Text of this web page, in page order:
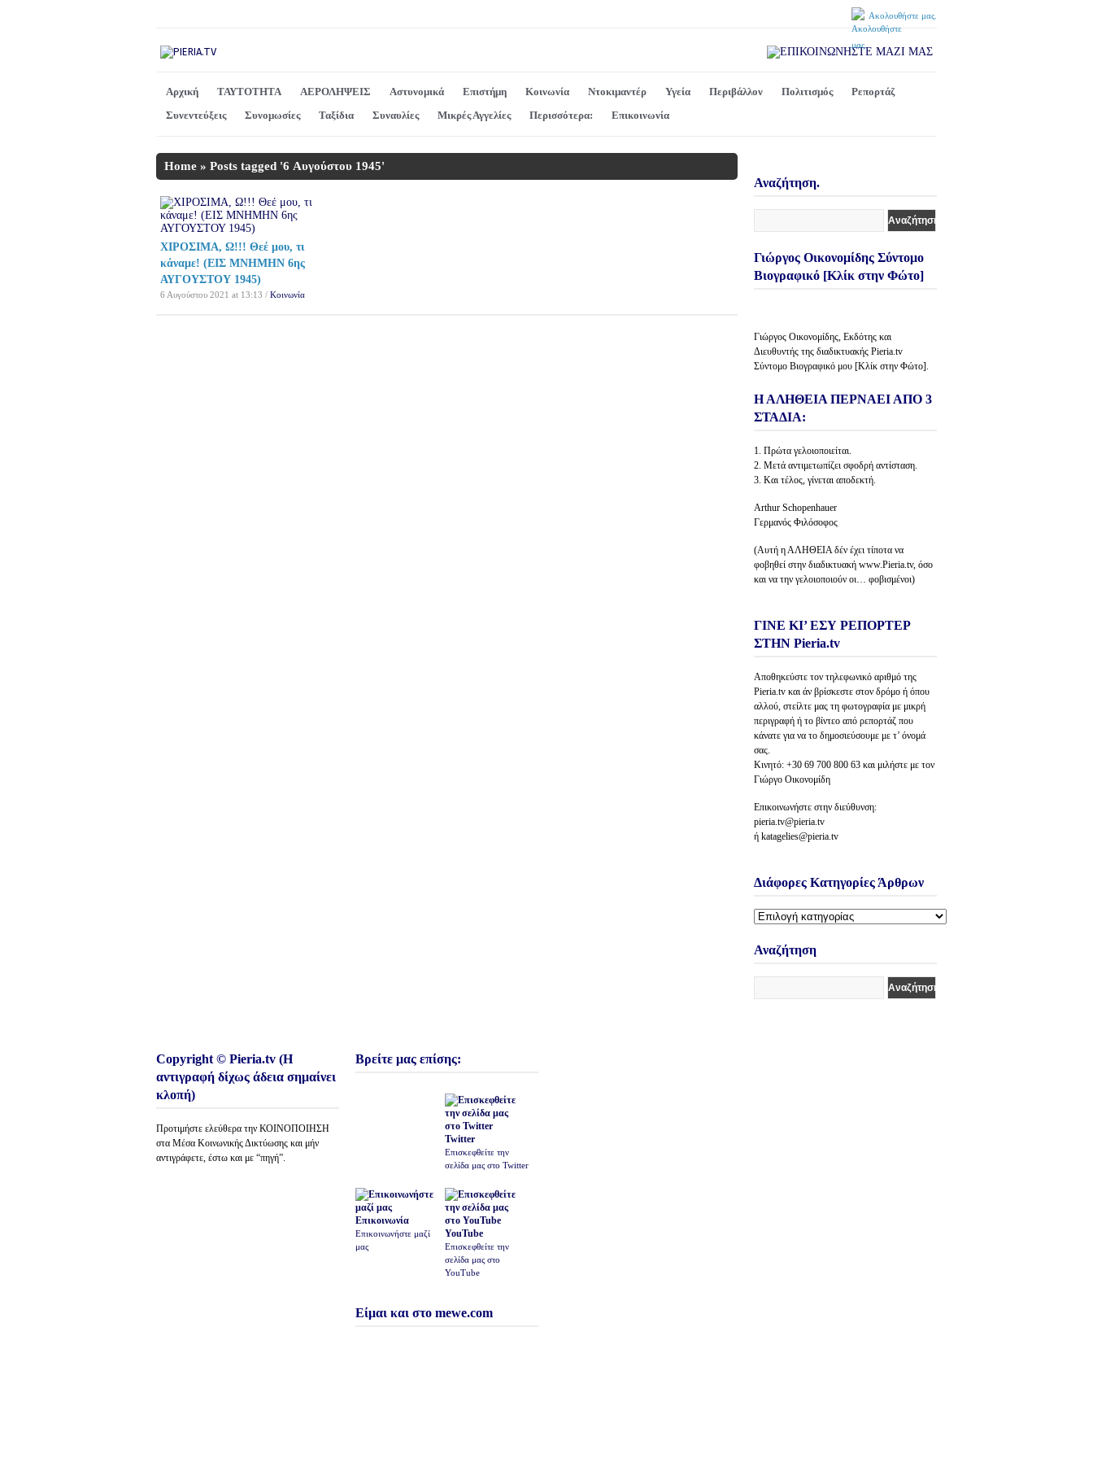
Ακολουθήστε μας.
Αρχική ΤΑΥΤΟΤΗΤΑ ΑΕΡΟΛΗΨΕΙΣ Αστυνομικά Επιστήμη Κοινωνία Ντοκιμαντέρ Υγεία Περιβάλλον Πολιτισμός
Ρεπορτάζ
Συνεντεύξεις
Συνομωσίες Ταξίδια Συναυλίες Μικρές Αγγελίες Περισσότερα: Επικοινωνία
Home » Posts tagged '6 Αυγούστου 1945'
ΧΙΡΟΣΙΜΑ, Ω!!! Θεέ μου, τι
κάναμε! (ΕΙΣ ΜΝΗΜΗΝ 6ης
ΑΥΓΟΥΣΤΟΥ 1945)
6 Αυγούστου 2021 at 13:13 / Κοινωνία
Αναζήτηση.
Γιώργος Οικονομίδης Σύντομο
Βιογραφικό [Κλίκ στην Φώτο]
Γιώργος Οικονομίδης, Εκδότης και
Διευθυντής της διαδικτυακής Pieria.tv
Σύντομο Βιογραφικό μου [Κλίκ στην Φώτο].
Η ΑΛΗΘΕΙΑ ΠΕΡΝΑΕΙ ΑΠΟ 3
ΣΤΑΔΙΑ:
1. Πρώτα γελοιοποιείται.
2. Μετά αντιμετωπίζει σφοδρή αντίσταση.
3. Και τέλος, γίνεται αποδεκτή.
Arthur Schopenhauer
Γερμανός Φιλόσοφος
(Αυτή η ΑΛΗΘΕΙΑ δέν έχει τίποτα να
φοβηθεί στην διαδικτυακή www.Pieria.tv, όσο
και να την γελοιοποιούν οι… φοβισμένοι)
ΓΙΝΕ ΚΙ’ ΕΣΥ ΡΕΠΟΡΤΕΡ
ΣΤΗΝ Pieria.tv
Αποθηκεύστε τον τηλεφωνικό αριθμό της
Pieria.tv και άν βρίσκεστε στον δρόμο ή όπου
αλλού, στείλτε μας τη φωτογραφία με μικρή
περιγραφή ή το βίντεο από ρεπορτάζ που
κάνατε για να το δημοσιεύσουμε με τ’ όνομά
σας.
Κινητό: +30 69 700 800 63 και μιλήστε με τον
Γιώργο Οικονομίδη
Επικοινωνήστε στην διεύθυνση:
pieria.tv@pieria.tv
ή katagelies@pieria.tv
Διάφορες Κατηγορίες Άρθρων
Διάφορες
Άρθρων
Αναζήτηση
Copyright © Pieria.tv (Η
αντιγραφή δίχως άδεια σημαίνει
κλοπή)
Προτιμήστε ελεύθερα την ΚΟΙΝΟΠΟΙΗΣΗ
στα Μέσα Κοινωνικής Δικτύωσης και μήν
αντιγράφετε, έστω και με “πηγή”.
Βρείτε μας επίσης:
Twitter
Επισκεφθείτε την
σελίδα μας στο Twitter
Επικοινωνία
Επικοινωνήστε μαζί
μας
YouTube
Επισκεφθείτε την
σελίδα μας στο
YouTube
Είμαι και στο mewe.com